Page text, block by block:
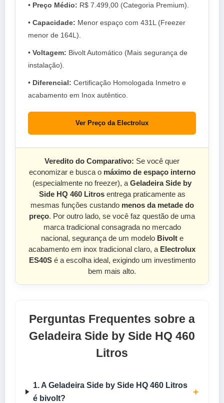
• Preço Médio: R$ 7.499,00 (Categoria Premium).
• Capacidade: Menor espaço com 431L (Freezer
menor de 164L).
• Voltagem: Bivolt Automático (Mais segurança de
instalação).
• Diferencial: Certificação Homologada Inmetro e
acabamento em Inox autêntico.
Ver Preço da Electrolux
Veredito do Comparativo: Se você quer
economizar e busca o máximo de espaço interno
(especialmente no freezer), a Geladeira Side by
Side HQ 460 Litrosentrega praticamente as
mesmas funções custando menos da metade do
preço. Por outro lado, se você faz questão de uma
marca tradicional consagrada no mercado
nacional, segurança de um modelo Bivolte
acabamento em inox tradicional claro, a Electrolux
ES40Sé a escolha ideal, exigindo um investimento
bem mais alto.
Perguntas Frequentes sobre a
Geladeira Side by Side HQ 460
Litros
1. A Geladeira Side by Side HQ 460 Litros
é bivolt?
+